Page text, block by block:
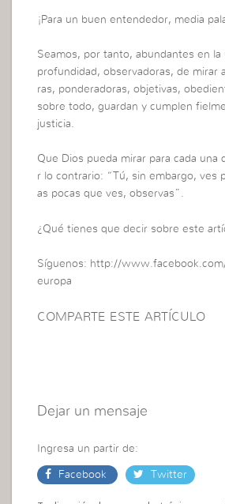
¡Para un buen entendedor, media
Seamos, por tanto, abundantes en la
profundidad, observadoras, de mirar
ras, ponderadoras, objetivas,
sobre todo, guardan y cumplen
justicia.
Que Dios pueda mirar para cada una
r lo contrario: “Tú, sin embargo, ves
as pocas que ves, observas”.
¿Qué tienes que decir sobre este
Síguenos: http://
europa
COMPARTE ESTE ARTÍCULO
Dejar un mensaje
Ingresa un partir de:
Facebook Twitter